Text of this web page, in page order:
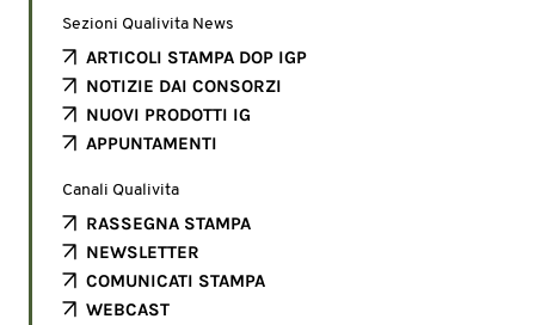
Sezioni Qualivita News
ARTICOLI STAMPA DOP IGP
NOTIZIE DAI CONSORZI
NUOVI PRODOTTI IG
APPUNTAMENTI
Canali Qualivita
RASSEGNA STAMPA
NEWSLETTER
COMUNICATI STAMPA
WEBCAST